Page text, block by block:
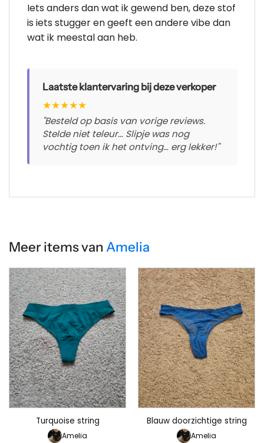
Iets anders dan wat ik gewend ben, deze stof
is iets stugger en geeft een andere vibe dan
wat ik meestal aan heb.
Laatste klantervaring bij deze verkoper
★★★★★
"Besteld op basis van vorige reviews.
Stelde niet teleur… Slipje was nog
vochtig toen ik het ontving… erg lekker!"
Meer items van Amelia
Turquoise string
Amelia
Blauw doorzichtige string
Amelia